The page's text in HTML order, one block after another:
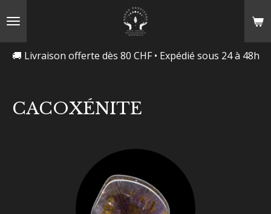
🚚 Livraison offerte dès 80 CHF • Expédié sous 24 à 48h
CACOXÉNITE